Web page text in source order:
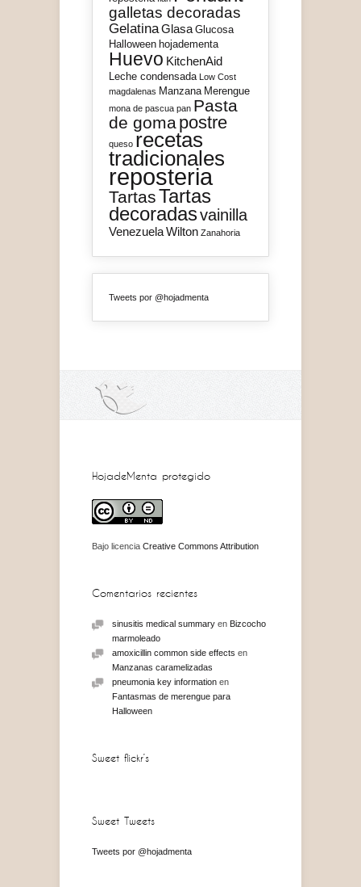
galletas decoradas
GelatinaGlasa Glucosa
Halloween hojadementa
Huevo KitchenAid
Leche condensada Low Cost
magdalenas Manzana Merengue
mona de pascua pan Pasta
de gomapostre
queso recetas
tradicionales
reposteria
TartasTartas
decoradasvainilla
VenezuelaWilton Zanahoria
Tweets por @hojadmenta
HojadeMenta protegido
Bajo licencia Creative Commons Attribution
Comentarios recientes
sinusitis medical summary en Bizcocho
marmoleado
amoxicillin common side effects en
Manzanas caramelizadas
pneumonia key information en
Fantasmas de merengue para
Halloween
Sweet flickr’s
Sweet Tweets
Tweets por @hojadmenta